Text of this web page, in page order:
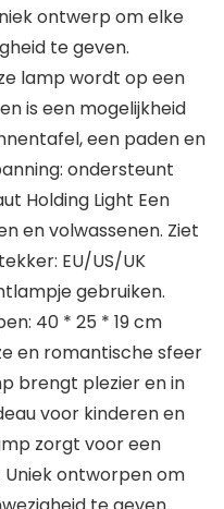
ontwerp om elke
te geven.
lamp wordt op een
is een mogelijkheid
een paden en
ondersteunt
Holding Light Een
en volwassenen. Ziet
EU/US/UK
gebruiken.
40 * 25 * 19 cm
en romantische sfeer
brengt plezier en in
voor kinderen en
zorgt voor een
Uniek ontworpen om